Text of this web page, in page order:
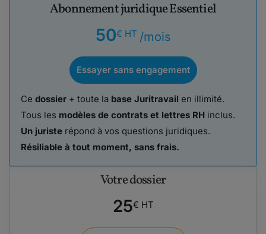
Votre dossier
25€ HT
Abonnement juridique Essentiel
50€ HT /mois
Essayer sans engagement
Ce dossier + toute la base Juritravail en illimité.
Tous les modèles de contrats et lettres RH inclus.
Un juriste répond à vos questions juridiques.
Résiliable à tout moment, sans frais.